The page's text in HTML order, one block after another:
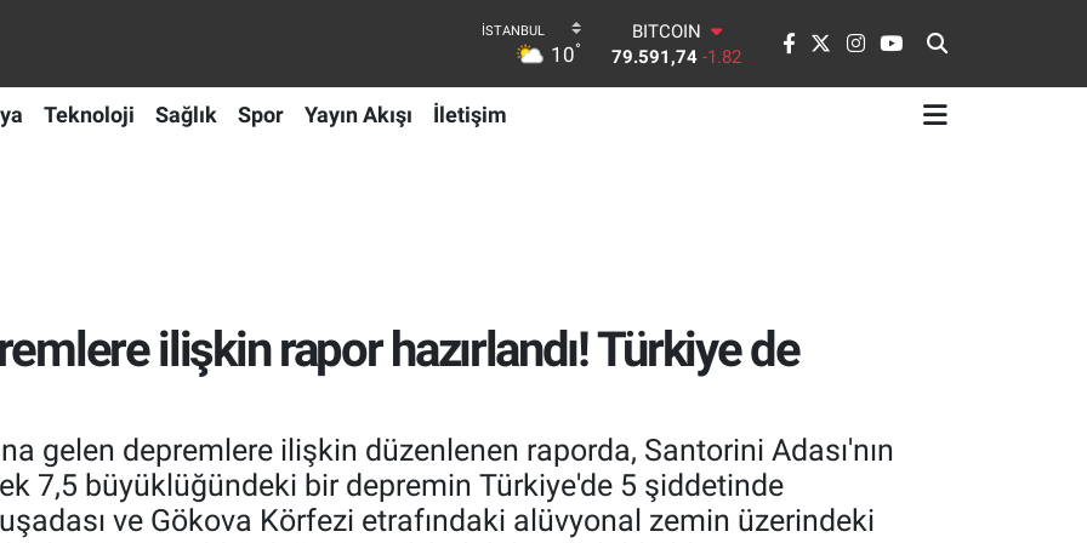
10°
DOLAR
45,43620 0.02
EURO
Teknoloji Sağlık Spor Yayın Akışı İletişim
ilişkin rapor hazırlandı! Türkiye de
gelen depremlere ilişkin düzenlenen raporda, Santorini Adası'nın
7,5 büyüklüğündeki bir depremin Türkiye'de 5 şiddetinde
ve Gökova Körfezi etrafındaki alüvyonal zemin üzerindeki